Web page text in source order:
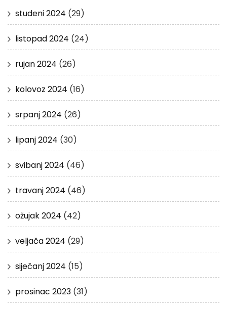
studeni 2024 (29)
listopad 2024 (24)
rujan 2024 (26)
kolovoz 2024 (16)
srpanj 2024 (26)
lipanj 2024 (30)
svibanj 2024 (46)
travanj 2024 (46)
ožujak 2024 (42)
veljača 2024 (29)
siječanj 2024 (15)
prosinac 2023 (31)